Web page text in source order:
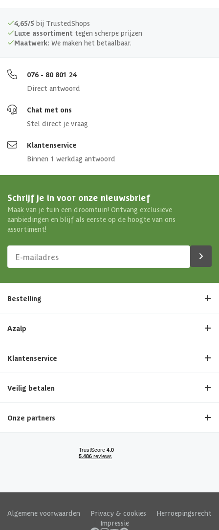
4,65/5 bij TrustedShops
Luxe assortiment tegen scherpe prijzen
Maatwerk: We maken het betaalbaar.
076 - 80 801 24
Direct antwoord
Chat met ons
Stel direct je vraag
Klantenservice
Binnen 1 werkdag antwoord
Schrijf je in voor onze nieuwsbrief
Maak van je tuin een droomtuin! Ontvang exclusieve
aanbiedingen en blijf als eerste op de hoogte van ons
assortiment!
Bestelling
Azalp
Klantenservice
Veilig betalen
Onze partners
Algemene voorwaarden Privacy & cookies
Herroepingsrecht
Impressie